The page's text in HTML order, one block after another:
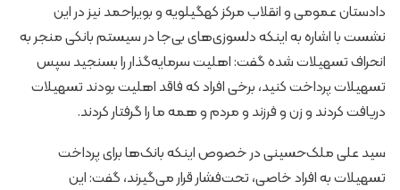
دادستان عمومی و انقلاب مرکز کهگیلویه و بویراحمد نیز در این
نشست با اشاره به اینکه دلسوزی‌های بی‌جا در سیستم بانکی منجر به
انحراف تسهیلات شده گفت: اهلیت سرمایه‌گذار را بسنجید سپس
تسهیلات پرداخت کنید، برخی افراد که فاقد اهلیت بودند تسهیلات
دریافت کردند و زن و فرزند و مردم و همه ما را گرفتار کردند.
سید علی ملک‌حسینی در خصوص اینکه بانک‌ها برای پرداخت
تسهیلات به افراد خاصی، تحت‌فشار قرار می‌گیرند، گفت: این